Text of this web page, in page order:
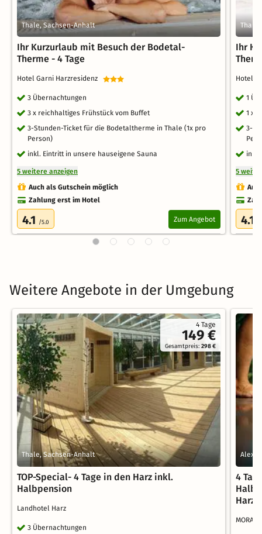
Thale, Sachsen-Anhalt
Ihr Kurzurlaub mit Besuch der Bodetal-
Therme - 4 Tage
Hotel Garni Harzresidenz
3 Übernachtungen
3 x reichhaltiges Frühstück vom Buffet
3-Stunden-Ticket für die Bodetaltherme in Thale (1x pro
Person)
inkl. Eintritt in unsere hauseigene Sauna
5 weitere anzeigen
Auch als Gutschein möglich
Zahlung erst im Hotel
4.1 /5.0 Zum Angebot
Ihr
Hotel
1
1 x
3-
inkl.
5
4.1
Weitere Angebote in der Umgebung
4 Tage
149 €
Gesamtpreis:298 €
Thale, Sachsen-Anhalt
TOP-Special- 4 Tage in den Harz inkl.
Halbpension
Landhotel Harz
3 Übernachtungen
4
Harz